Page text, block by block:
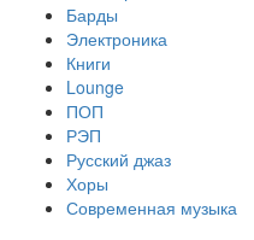
Барды
Электроника
Книги
Lounge
ПОП
РЭП
Русский джаз
Хоры
Современная музыка